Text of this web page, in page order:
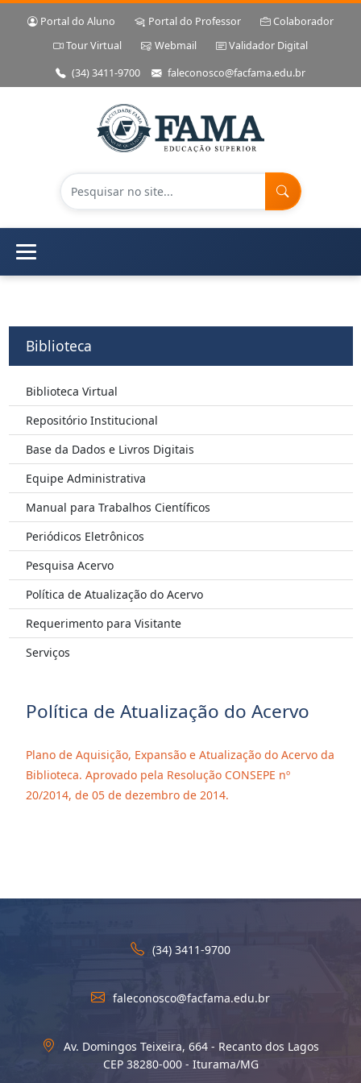
Portal do Aluno Portal do Professor
Colaborador
Tour Virtual
Webmail
Validador Digital
(34) 3411-9700
faleconosco@facfama.edu.br
Biblioteca
Biblioteca Virtual
Repositório Institucional
Base da Dados e Livros Digitais
Equipe Administrativa
Manual para Trabalhos Científicos
Periódicos Eletrônicos
Pesquisa Acervo
Política de Atualização do Acervo
Requerimento para Visitante
Serviços
Política de Atualização do Acervo
Plano de Aquisição, Expansão e Atualização do Acervo da
Biblioteca. Aprovado pela Resolução CONSEPE nº
20/2014, de 05 de dezembro de 2014.
(34) 3411-9700
faleconosco@facfama.edu.br
Av. Domingos Teixeira, 664 - Recanto dos Lagos
CEP 38280-000 - Iturama/MG